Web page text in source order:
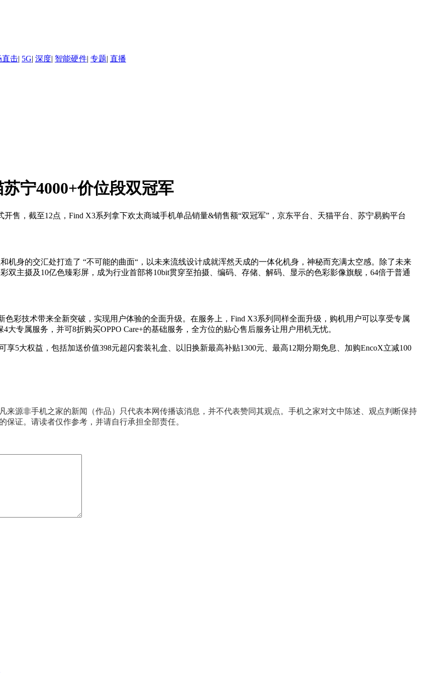
直击| 5G| 深度| 智能硬件| 专题| 直播
宁4000+价位段双冠军
售，截至12点，Find X3系列拿下欢太商城手机单品销量&销售额“双冠军”，京东平台、天猫平台、苏宁易购平台
身的交汇处打造了 “不可能的曲面“，以未来流线设计成就浑然天成的一体化机身，神秘而充满太空感。除了未来
双主摄及10亿色臻彩屏，成为行业首部将10bit贯穿至拍摄、编码、存储、解码、显示的色彩影像旗舰，64倍于普通
彩技术带来全新突破，实现用户体验的全面升级。在服务上，Find X3系列同样全面升级，购机用户可以享受专属
专属服务，并可8折购买OPPO Care+的基础服务，全方位的贴心售后服务让用户用机无忧。
5大权益，包括加送价值398元超闪套装礼盒、以旧换新最高补贴1300元、最高12期分期免息、加购EncoX立减100
源非手机之家的新闻（作品）只代表本网传播该消息，并不代表赞同其观点。手机之家对文中陈述、观点判断保持
证。请读者仅作参考，并请自行承担全部责任。